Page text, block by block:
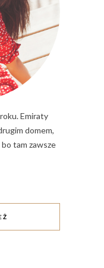
Emiraty
domem,
bo tam zawsze